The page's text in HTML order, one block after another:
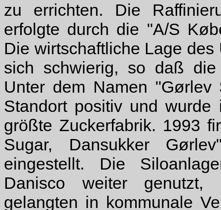
zu errichten. Die
erfolgte durch die "A/S
Die wirtschaftliche Lage
sich schwierig, so daß
Unter dem Namen "Gørlev
Standort positiv und
größte Zuckerfabrik. 1993
Sugar, Dansukker
eingestellt. Die
Danisco weiter genutzt,
gelangten in kommunale